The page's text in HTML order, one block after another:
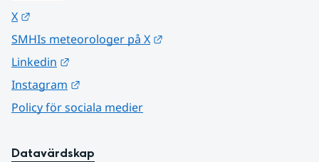
X
SMHIs meteorologer på X
Linkedin
Instagram
Policy för sociala medier
Datavärdskap